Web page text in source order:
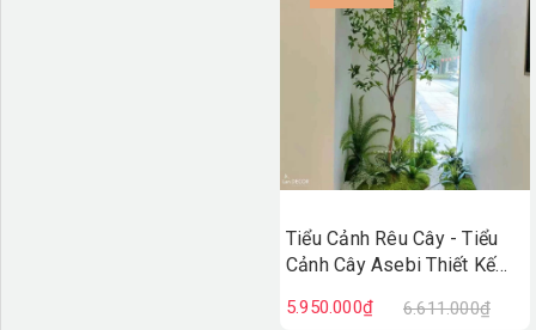
Tiểu Cảnh Rêu Cây - Tiểu
Cảnh Cây Asebi Thiết Kế
RC097
5.950.000₫ 6.611.000₫